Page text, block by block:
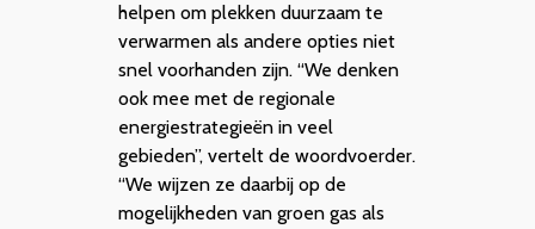
helpen om plekken duurzaam te
verwarmen als andere opties niet
snel voorhanden zijn. “We denken
ook mee met de regionale
energiestrategieën in veel
gebieden”, vertelt de woordvoerder.
“We wijzen ze daarbij op de
mogelijkheden van groen gas als